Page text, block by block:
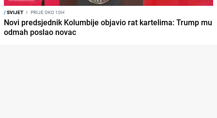
/SVIJET I PRIJE OKO 10H
Novi predsjednik Kolumbije objavio rat kartelima: Trump mu
odmah poslao novac